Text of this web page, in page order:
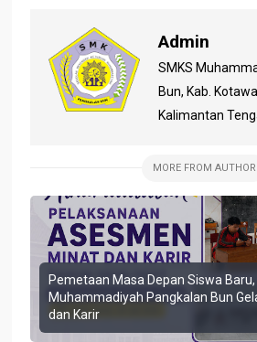
Admin
SMKS
Bun, Kab.
Kalimantan
MORE FROM AUTHOR
Pemetaan Masa Depan Siswa Baru,
Muhammadiyah Pangkalan Bun
dan Karir